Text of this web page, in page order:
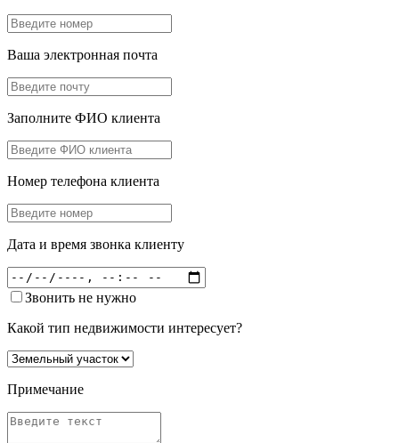
Ваша электронная почта
Заполните ФИО клиента
Номер телефона клиента
Дата и время звонка клиенту
Звонить не нужно
Какой тип недвижимости интересует?
Примечание